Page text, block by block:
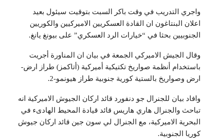
واجري التدريب في وقت باكر السبت بتوقيت سيئول بعيد
اعلان البنتاغون ان القادة العسكريين الاميركيين والكوريين
الجنوبيين بحثا في “خيارات الرد العسكري” على بيونغ يانغ.
وقال الجيش الاميركي الجمعة في بيان ان المناورة أجريت
باستخدام أنظمة صواريخ تكتيكية أميركية (أتاكمز) طراز ارض-
ارض وصواريخ بالستية كورية جنوبية طراز هيونمو-2.
وافاد بيان للجنرال جو دنفورد قائد اركان الجيوش الاميركية انه
تباحث والجنرال هاري هاريس قائد قيادة المحيط الهادىء في
البحرية الاميركية، مع الجنرال لي سون جين قائد اركان جيوش
كوريا الجنوبية.